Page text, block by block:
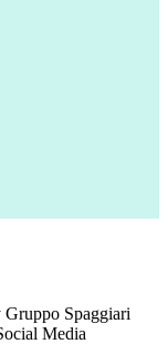
Gruppo Spaggiari
Media